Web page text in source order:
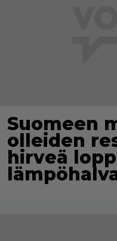
Suomeen
olleiden
hirveä